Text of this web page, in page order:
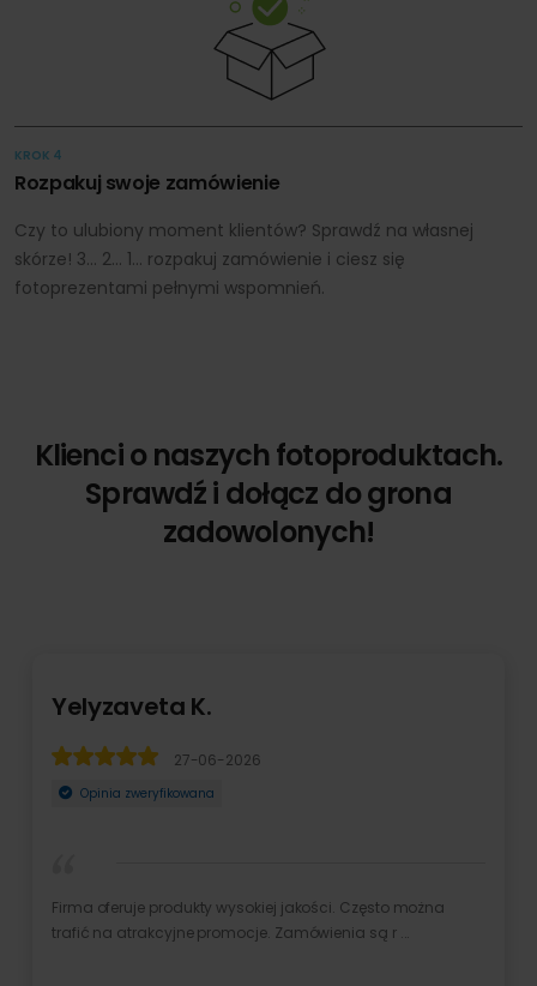
KROK 4
Rozpakuj swoje zamówienie
Czy to ulubiony moment klientów? Sprawdź na własnej
skórze! 3… 2… 1… rozpakuj zamówienie i ciesz się
fotoprezentami pełnymi wspomnień.
Klienci o naszych fotoproduktach.
Sprawdź i dołącz do grona
zadowolonych!
Yelyzaveta K.
27-06-2026
Opinia zweryfikowana
Firma oferuje produkty wysokiej jakości. Często można
trafić na atrakcyjne promocje. Zamówienia są r ...